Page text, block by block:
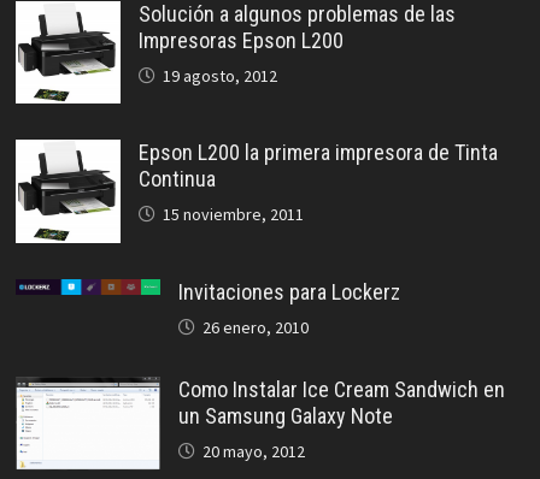
Solución a algunos problemas de las
Impresoras Epson L200
19 agosto, 2012
Epson L200 la primera impresora de Tinta
Continua
15 noviembre, 2011
Invitaciones para Lockerz
26 enero, 2010
Como Instalar Ice Cream Sandwich en
un Samsung Galaxy Note
20 mayo, 2012